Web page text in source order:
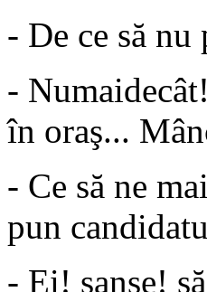
- De ce să nu
-
în oraş...
- Ce să ne
pun
- Ei! şanse!